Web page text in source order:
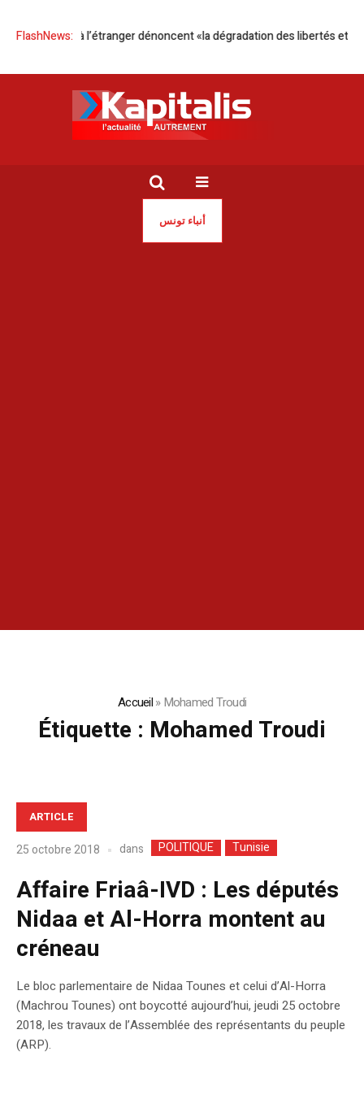
FlashNews:
Tunisiens à l’étranger dénoncent «la dégradation des libertés et des
أنباء تونس
Accueil»Mohamed Troudi
Étiquette : Mohamed Troudi
ARTICLE
25 octobre 2018 dans POLITIQUE Tunisie
Affaire Friaâ-IVD : Les députés
Nidaa et Al-Horra montent au
créneau
Le bloc parlementaire de Nidaa Tounes et celui d’Al-Horra
(Machrou Tounes) ont boycotté aujourd’hui, jeudi 25 octobre
2018, les travaux de l’Assemblée des représentants du peuple
(ARP).